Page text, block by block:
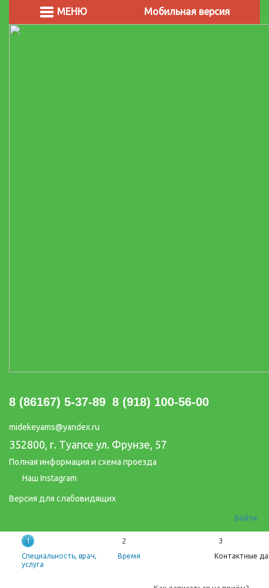
МЕНЮ Мобильная версия
8 (86167) 5-37-89 8 (918) 100-56-00
midekeyams@yandex.ru
352800, г. Туапсе ул. Фрунзе, 57
Полная информация и схема проезда
Наш Instagram
Версия для слабовидящих
Войти
1
Специальность, врач,
услуга
2
Время
3
Контактные